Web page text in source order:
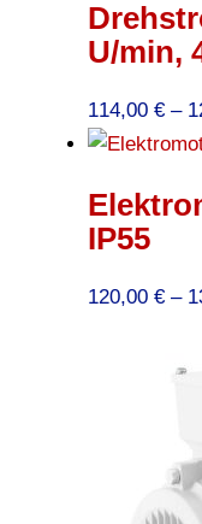
U/min,
114,00 € –
IP55
120,00 € –